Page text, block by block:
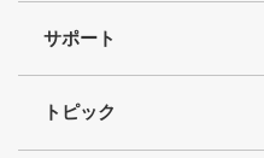
サポート
トピック